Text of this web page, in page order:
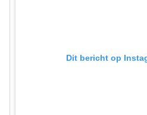
Dit bericht op